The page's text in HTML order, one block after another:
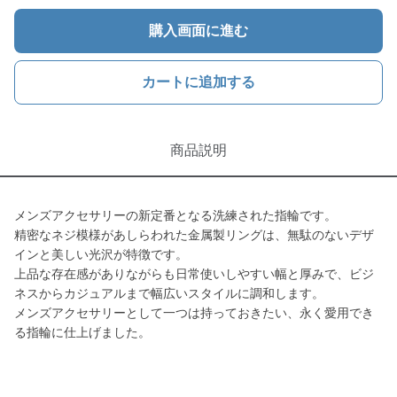
購入画面に進む
カートに追加する
商品説明
メンズアクセサリーの新定番となる洗練された指輪です。
精密なネジ模様があしらわれた金属製リングは、無駄のないデザ
インと美しい光沢が特徴です。
上品な存在感がありながらも日常使いしやすい幅と厚みで、ビジ
ネスからカジュアルまで幅広いスタイルに調和します。
メンズアクセサリーとして一つは持っておきたい、永く愛用でき
る指輪に仕上げました。